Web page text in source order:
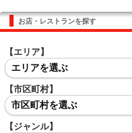
お店・レストランを探す
【エリア】
エリアを選ぶ
【市区町村】
市区町村を選ぶ
【ジャンル】